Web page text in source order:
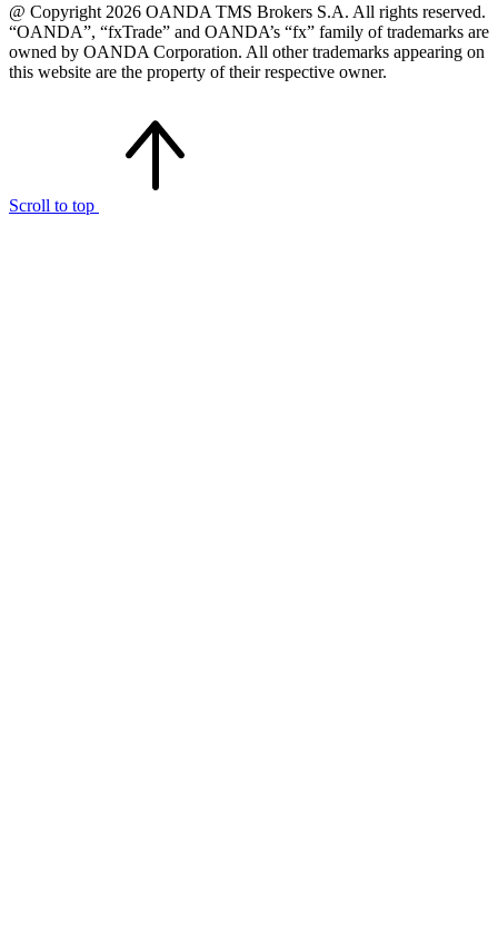
@ Copyright 2026 OANDA TMS Brokers S.A. All rights reserved.
“OANDA”, “fxTrade” and OANDA’s “fx” family of trademarks are
owned by OANDA Corporation. All other trademarks appearing on
this website are the property of their respective owner.
Scroll to top